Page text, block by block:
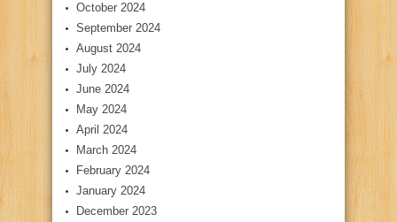
October 2024
September 2024
August 2024
July 2024
June 2024
May 2024
April 2024
March 2024
February 2024
January 2024
December 2023